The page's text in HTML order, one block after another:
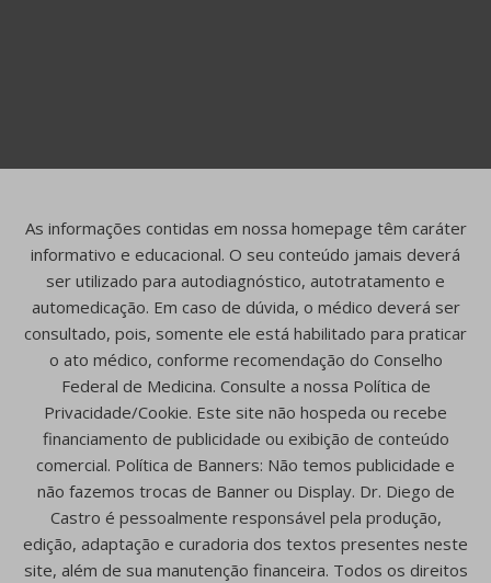
As informações contidas em nossa homepage têm caráter
informativo e educacional. O seu conteúdo jamais deverá
ser utilizado para autodiagnóstico, autotratamento e
automedicação. Em caso de dúvida, o médico deverá ser
consultado, pois, somente ele está habilitado para praticar
o ato médico, conforme recomendação do Conselho
Federal de Medicina. Consulte a nossa Política de
Privacidade/Cookie. Este site não hospeda ou recebe
financiamento de publicidade ou exibição de conteúdo
comercial. Política de Banners: Não temos publicidade e
não fazemos trocas de Banner ou Display. Dr. Diego de
Castro é pessoalmente responsável pela produção,
edição, adaptação e curadoria dos textos presentes neste
site, além de sua manutenção financeira. Todos os direitos